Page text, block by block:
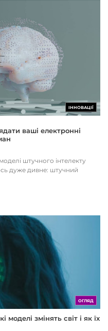
ІННОВАЦІЇ
ваші електронні
штучного інтелекту
дуже дивне: штучний
ОГЛЯД
змінять світ і як їх